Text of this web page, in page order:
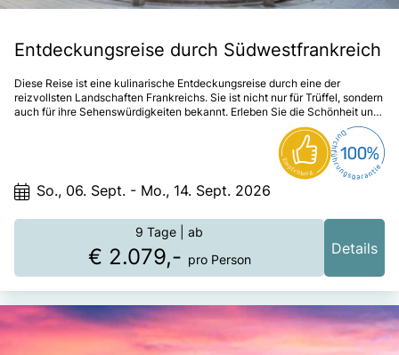
Entdeckungsreise durch Südwestfrankreich
Diese Reise ist eine kulinarische Entdeckungsreise durch eine der
reizvollsten Landschaften Frankreichs. Sie ist nicht nur für Trüffel, sondern
auch für ihre Sehenswürdigkeiten bekannt. Erleben Sie die Schönheit und
Geschichte dieser Region. Es erwarten Sie atemberaubende Landschaften
und faszinierende Erlebnisse, wie eine Panoramafahrt durch das nördliche
Zentralmassiv und der Trüffelzug in Rocamadour. Entdecken Sie die
hängenden Gärten von Marqueyssac, die prächtige Altstadt von Sarlat und
die malerische Brücke von Cahors. Besuchen Sie die Grotte von Lascaux
IV und erkunden Sie die gewaltige Höhle von Padirac.
So., 06. Sept. - Mo., 14. Sept. 2026
9 Tage | ab
€ 2.079,- pro Person
Details